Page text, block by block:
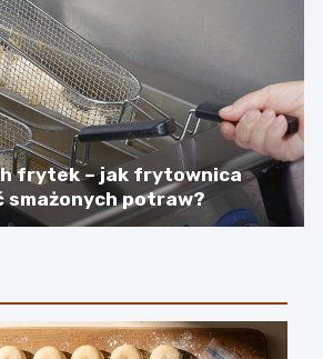
frytek – jak frytownica
smażonych potraw?